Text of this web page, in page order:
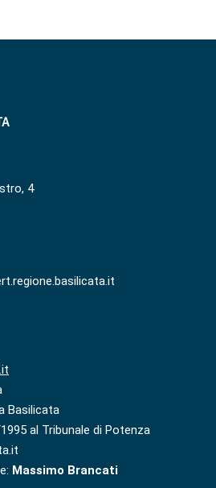
4
Basilicata
al Tribunale di Potenza
Massimo Brancati